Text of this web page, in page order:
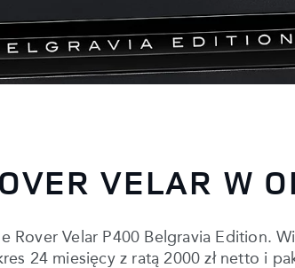
VELAR W
Rover Velar P400 Belgravia Edition.
24 miesięcy z ratą 2000 zł netto i